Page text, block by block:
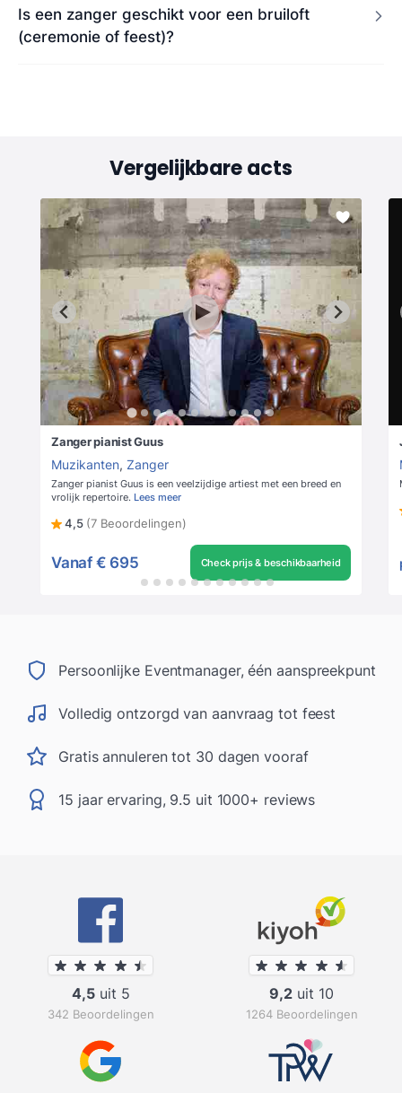
Is een zanger geschikt voor een bruiloft
(ceremonie of feest)?
Vergelijkbare acts
Zanger pianist Guus
Muzikanten, Zanger
Zanger pianist Guus is een veelzijdige artiest met een breed en
vrolijk repertoire. Lees meer
4,5 (7 Beoordelingen)
Vanaf € 695 Check prijs & beschikbaarheid
Persoonlijke Eventmanager, één aanspreekpunt
Volledig ontzorgd van aanvraag tot feest
Gratis annuleren tot 30 dagen vooraf
15 jaar ervaring, 9.5 uit 1000+ reviews
4,5uit 5
342 Beoordelingen
9,2 uit 10
1264 Beoordelingen